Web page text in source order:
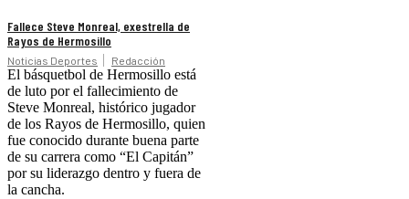
Fallece Steve Monreal, exestrella de
Rayos de Hermosillo
Noticias Deportes Redacción
El básquetbol de Hermosillo está
de luto por el fallecimiento de
Steve Monreal, histórico jugador
de los Rayos de Hermosillo, quien
fue conocido durante buena parte
de su carrera como “El Capitán”
por su liderazgo dentro y fuera de
la cancha.